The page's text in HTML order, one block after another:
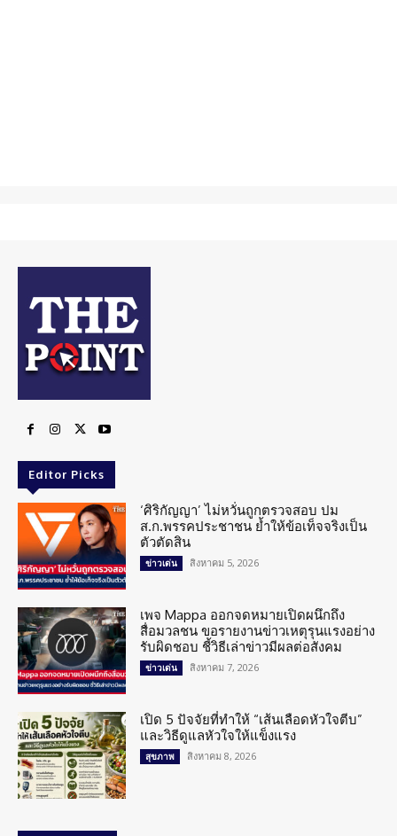
Editor Picks
‘ศิริกัญญา’ ไม่หวั่นถูกตรวจสอบ ปม
ส.ก.พรรคประชาชน ย้ำให้ข้อเท็จจริงเป็น
ตัวตัดสิน
ข่าวเด่น สิงหาคม 5, 2026
เพจ Mappa ออกจดหมายเปิดผนึกถึง
สื่อมวลชน ขอรายงานข่าวเหตุรุนแรงอย่าง
รับผิดชอบ ชี้วิธีเล่าข่าวมีผลต่อสังคม
ข่าวเด่น สิงหาคม 7, 2026
เปิด 5 ปัจจัยที่ทำให้ “เส้นเลือดหัวใจตีบ”
และวิธีดูแลหัวใจให้แข็งแรง
สุขภาพ สิงหาคม 8, 2026